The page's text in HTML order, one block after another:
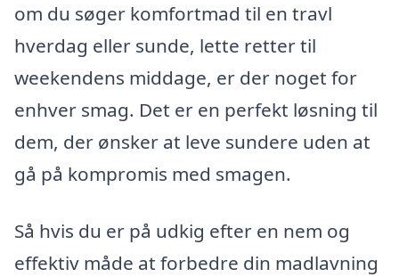
om du søger komfortmad til en travl
hverdag eller sunde, lette retter til
weekendens middage, er der noget for
enhver smag. Det er en perfekt løsning til
dem, der ønsker at leve sundere uden at
gå på kompromis med smagen.
Så hvis du er på udkig efter en nem og
effektiv måde at forbedre din madlavning